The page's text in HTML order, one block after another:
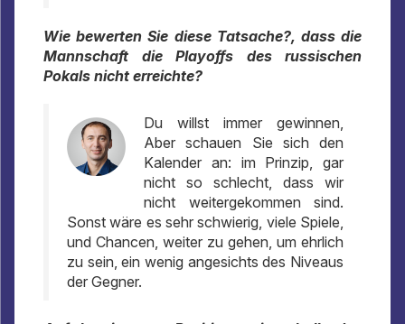
Wie bewerten Sie diese Tatsache?, dass die
Mannschaft die Playoffs des russischen
Pokals nicht erreichte?
Du willst immer gewinnen,
Aber schauen Sie sich den
Kalender an: im Prinzip, gar
nicht so schlecht, dass wir
nicht weitergekommen sind.
Sonst wäre es sehr schwierig, viele Spiele,
und Chancen, weiter zu gehen, um ehrlich
zu sein, ein wenig angesichts des Niveaus
der Gegner.